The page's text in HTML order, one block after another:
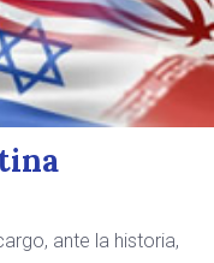
ante la historia,